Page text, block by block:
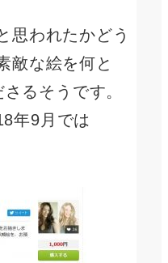
思われたかどう
敵な絵を何と
るそうです。
年9月では